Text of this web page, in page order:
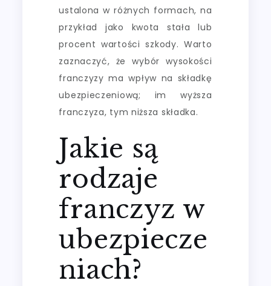
ustalona w różnych formach, na
przykład jako kwota stała lub
procent wartości szkody. Warto
zaznaczyć, że wybór wysokości
franczyzy ma wpływ na składkę
ubezpieczeniową; im wyższa
franczyza, tym niższa składka.
Jakie są
rodzaje
franczyz w
ubezpiecze
niach?